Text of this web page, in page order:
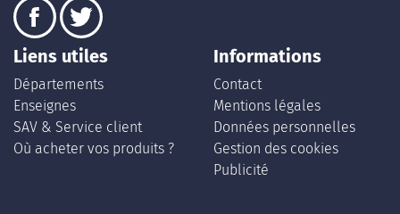
Liens utiles
Départements
Enseignes
SAV & Service client
Où acheter vos produits ?
Informations
Contact
Mentions légales
Données personnelles
Gestion des cookies
Publicité